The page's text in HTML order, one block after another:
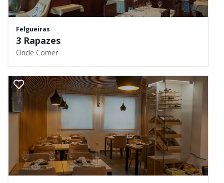
Felgueiras
3 Rapazes
Onde Comer